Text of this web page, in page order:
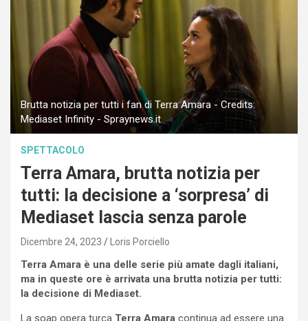
Brutta notizia per tutti i fan di Terra Amara - Credits:
Mediaset Infinity - Spraynews.it
SPETTACOLO
Terra Amara, brutta notizia per
tutti: la decisione a ‘sorpresa’ di
Mediaset lascia senza parole
Dicembre 24, 2023 Loris Porciello
Terra Amara è una delle serie più amate dagli italiani,
ma in queste ore è arrivata una brutta notizia per tutti:
la decisione di Mediaset.
La soap opera turca Terra Amara continua ad essere una